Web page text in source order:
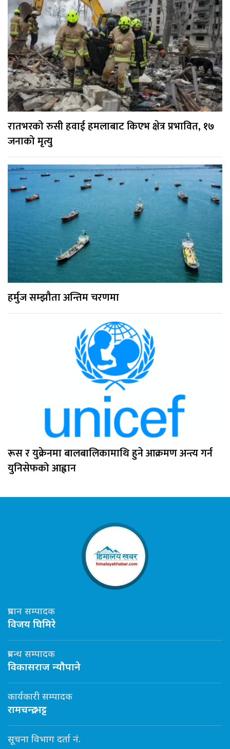
रातभरको रुसी हवाई हमलाबाट किएभ क्षेत्र प्रभावित, १७
जनाको मृत्यु
हर्मुज सम्झौता अन्तिम चरणमा
रूस र युक्रेनमा बालबालिकामाथि हुने आक्रमण अन्त्य गर्न
युनिसेफको आह्वान
प्रधान सम्पादक
विजय घिमिरे
प्रबन्ध सम्पादक
विकासराज न्यौपाने
कार्यकारी सम्पादक
रामचन्द्र भट्ट
सूचना विभाग दर्ता नं.